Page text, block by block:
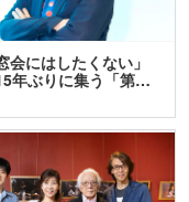
会にはしたくない」
ぶりに集う「第…